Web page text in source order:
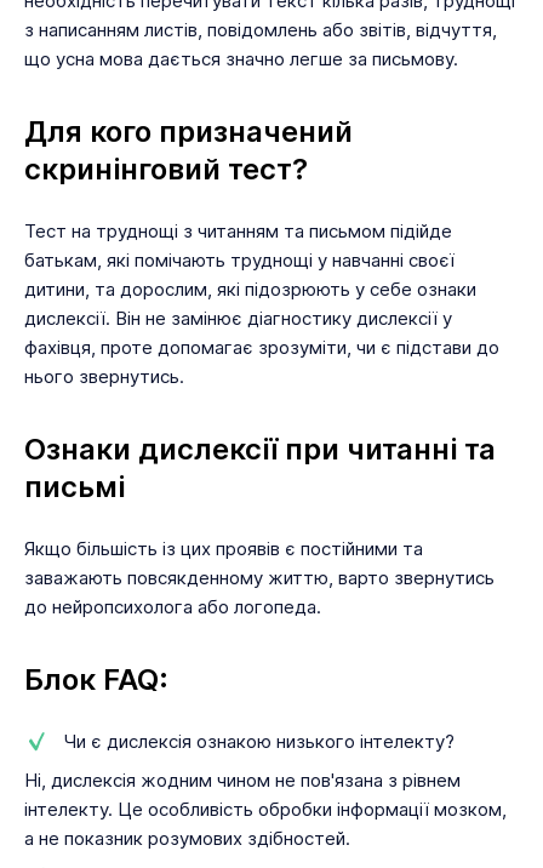
з написанням листів, повідомлень або звітів, відчуття,
що усна мова дається значно легше за письмову.
Для кого призначений
скринінговий тест?
Тест на труднощі з читанням та письмом підійде
батькам, які помічають труднощі у навчанні своєї
дитини, та дорослим, які підозрюють у себе ознаки
дислексії. Він не замінює діагностику дислексії у
фахівця, проте допомагає зрозуміти, чи є підстави до
нього звернутись.
Ознаки дислексії при читанні та
письмі
Якщо більшість із цих проявів є постійними та
заважають повсякденному життю, варто звернутись
до нейропсихолога або логопеда.
Блок FAQ:
Чи є дислексія ознакою низького інтелекту?
Ні, дислексія жодним чином не пов'язана з рівнем
інтелекту. Це особливість обробки інформації мозком,
а не показник розумових здібностей.